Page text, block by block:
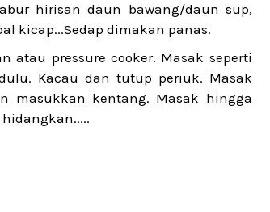
hirisan daun bawang/daun sup,
kicap...Sedap dimakan panas.
pressure cooker. Masak seperti
Kacau dan tutup periuk. Masak
kentang. Masak hingga